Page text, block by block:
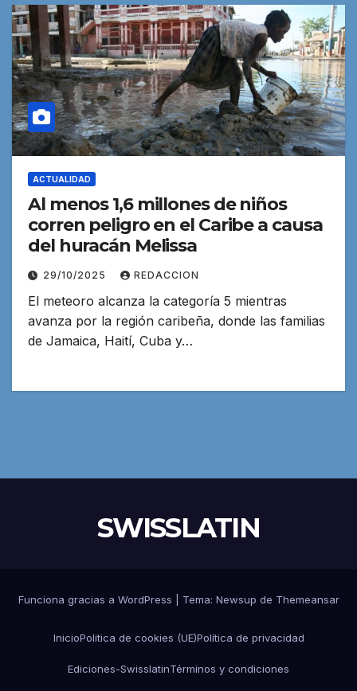
ACTUALIDAD
Al menos 1,6 millones de niños
corren peligro en el Caribe a causa
del huracán Melissa
29/10/2025 REDACCION
El meteoro alcanza la categoría 5 mientras
avanza por la región caribeña, donde las familias
de Jamaica, Haití, Cuba y…
SWISSLATIN
Funciona gracias a WordPress Tema: Newsup de Themeansar
InicioPolitica de cookies (UE)Política de privacidad
Ediciones-SwisslatinTérminos y condiciones